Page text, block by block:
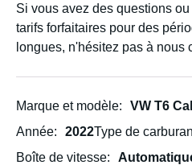
Si vous avez des questions
tarifs forfaitaires pour des
longues, n'hésitez pas à nous
Marque et modèle
VW T6
Année
2022Type de
Boîte de vitesse